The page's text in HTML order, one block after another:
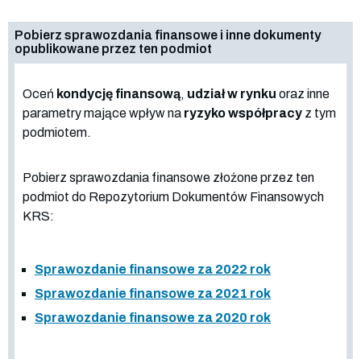
Pobierz sprawozdania finansowe i inne dokumenty
opublikowane przez ten podmiot
Oceń kondycję finansową, udział w rynku oraz inne
parametry mające wpływ na ryzyko współpracy z tym
podmiotem.
Pobierz sprawozdania finansowe złożone przez ten
podmiot do Repozytorium Dokumentów Finansowych
KRS:
Sprawozdanie finansowe za 2022 rok
Sprawozdanie finansowe za 2021 rok
Sprawozdanie finansowe za 2020 rok